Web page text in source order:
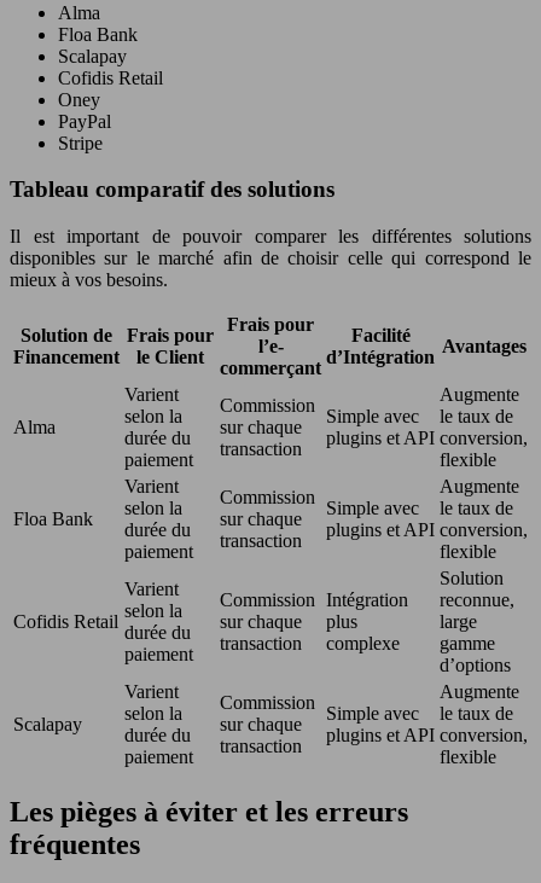
Alma
Floa Bank
Scalapay
Cofidis Retail
Oney
PayPal
Stripe
Tableau comparatif des solutions
Il est important de pouvoir comparer les différentes solutions
disponibles sur le marché afin de choisir celle qui correspond le
mieux à vos besoins.
Solution de
Financement
Frais pour
le Client
Frais pour
l’e-
commerçant
Facilité
d’Intégration
Avantages
Alma
Varient
selon la
durée du
paiement
Commission
sur chaque
transaction
Simple avec
plugins et API
Augmente
le taux de
conversion,
flexible
Floa Bank
Varient
selon la
durée du
paiement
Commission
sur chaque
transaction
Simple avec
plugins et API
Augmente
le taux de
conversion,
flexible
Cofidis Retail
Varient
selon la
durée du
paiement
Commission
sur chaque
transaction
Intégration
plus
complexe
Solution
reconnue,
large
gamme
d’options
Scalapay
Varient
selon la
durée du
paiement
Commission
sur chaque
transaction
Simple avec
plugins et API
Augmente
le taux de
conversion,
flexible
Les pièges à éviter et les erreurs
fréquentes